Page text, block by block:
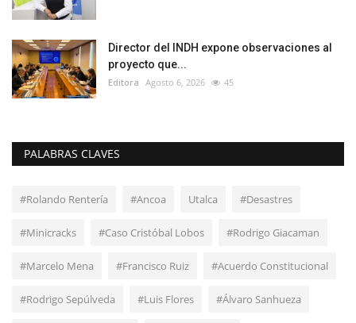
Director del INDH expone observaciones al
proyecto que...
Editora Agosto 6, 2026 45
PALABRAS CLAVES
#Rolando Rentería #Ancoa Utalca #Desastres
#Minicracks #Caso Cristóbal Lobos #Rodrigo Giacaman
#Marcelo Mena #Francisco Ruiz #Acuerdo Constitucional
#Rodrigo Sepúlveda #Luis Flores #Álvaro Sanhueza